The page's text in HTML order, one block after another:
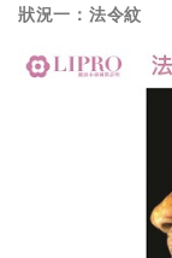
狀況一：法令紋